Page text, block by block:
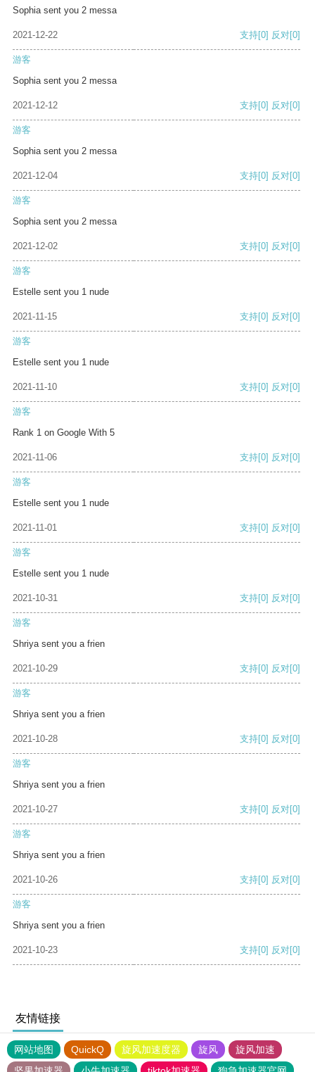
Sophia sent you 2 messa
2021-12-22 支持[0] 反对[0]
游客
Sophia sent you 2 messa
2021-12-12 支持[0] 反对[0]
游客
Sophia sent you 2 messa
2021-12-04 支持[0] 反对[0]
游客
Sophia sent you 2 messa
2021-12-02 支持[0] 反对[0]
游客
Estelle sent you 1 nude
2021-11-15 支持[0] 反对[0]
游客
Estelle sent you 1 nude
2021-11-10 支持[0] 反对[0]
游客
Rank 1 on Google With 5
2021-11-06 支持[0] 反对[0]
游客
Estelle sent you 1 nude
2021-11-01 支持[0] 反对[0]
游客
Estelle sent you 1 nude
2021-10-31 支持[0] 反对[0]
游客
Shriya sent you a frien
2021-10-29 支持[0] 反对[0]
游客
Shriya sent you a frien
2021-10-28 支持[0] 反对[0]
游客
Shriya sent you a frien
2021-10-27 支持[0] 反对[0]
游客
Shriya sent you a frien
2021-10-26 支持[0] 反对[0]
游客
Shriya sent you a frien
2021-10-23 支持[0] 反对[0]
友情链接
网站地图 QuickQ 旋风加速度器 旋风
旋风加速